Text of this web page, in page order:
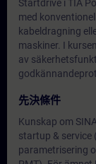
Startdrive i TIA
med
kabeldragning
maskiner. I
av
先決條件
Kunskap om
startup & service
parametrisering